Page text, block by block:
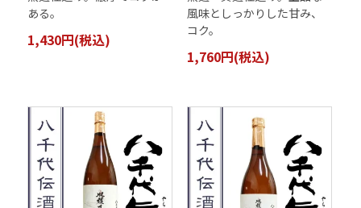
ある。
1,430円(税込)
風味としっかりした甘み、
コク。
1,760円(税込)